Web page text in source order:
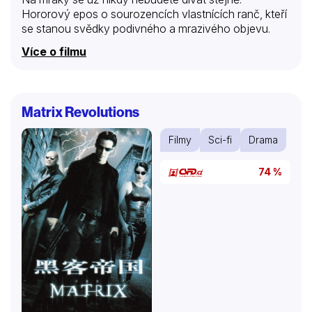
Hororový epos o sourozencích vlastnících ranč, kteří
se stanou svědky podivného a mrazivého objevu.
Více o filmu
Matrix Revolutions
Filmy Sci-fi Drama
74 %